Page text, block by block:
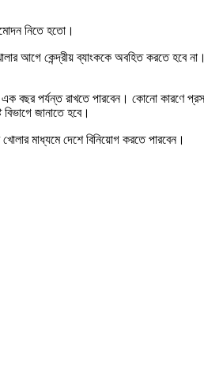
নিতে হতো।
আগে কেন্দ্রীয় ব্যাংককে অবহিত করতে
এক বছর পর্যন্ত রাখতে পারবেন। কোনো কারণে
জানাতে হবে।
খোলার মাধ্যমে দেশে বিনিয়োগ করতে পারবেন।